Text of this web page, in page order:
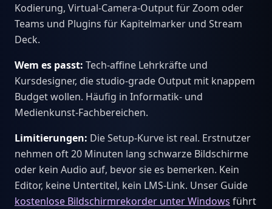
Kodierung, Virtual-Camera-Output für Zoom oder
Teams und Plugins für Kapitelmarker und Stream
Deck.
Wem es passt: Tech-affine Lehrkräfte und
Kursdesigner, die studio-grade Output mit knappem
Budget wollen. Häufig in Informatik- und
Medienkunst-Fachbereichen.
Limitierungen: Die Setup-Kurve ist real. Erstnutzer
nehmen oft 20 Minuten lang schwarze Bildschirme
oder kein Audio auf, bevor sie es bemerken. Kein
Editor, keine Untertitel, kein LMS-Link. Unser Guide
kostenlose Bildschirmrekorder unter Windows führt